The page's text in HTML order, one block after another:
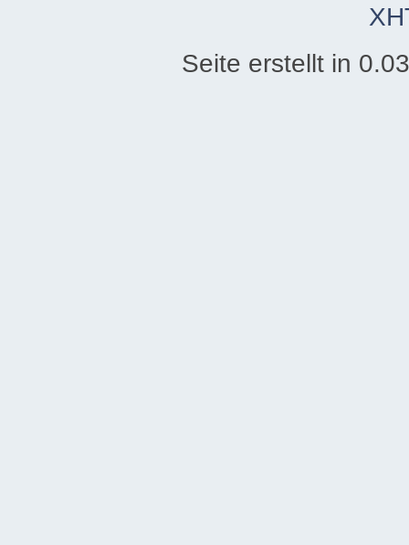
Seite erstellt in